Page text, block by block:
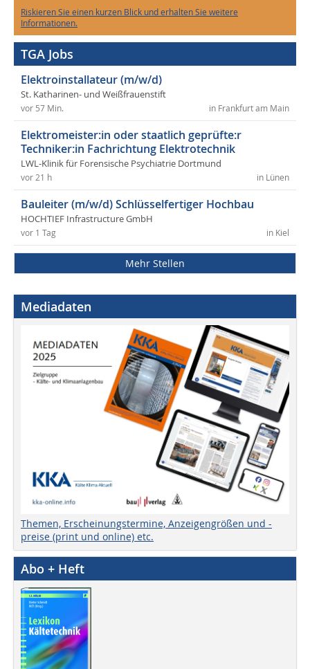
Riskieren Sie einen kurzen Blick und erhalten Sie weitere
Informationen.
TGA Jobs
Elektroinstallateur (m/w/d)
St. Katharinen- und Weißfrauenstift
in Frankfurt am Main
vor 57 Min.
Elektromeister:in oder staatlich geprüfte:r
Techniker:in Fachrichtung Elektrotechnik
LWL-Klinik für Forensische Psychiatrie Dortmund
in Lünen
vor 21 h
Bauleiter (m/w/d) Schlüsselfertiger Hochbau
HOCHTIEF Infrastructure GmbH
in Kiel
vor 1 Tag
Mehr Stellen
Mediadaten
Themen, Erscheinungstermine, Anzeigengrößen und -
preise (print und online) etc.
Abo + Heft